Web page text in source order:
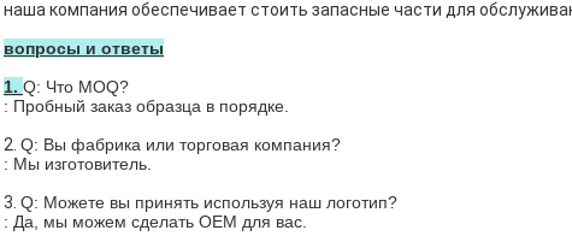
наша компания обеспечивает стоить запасные части для
вопросы и ответы
1. Q: Что MOQ?
: Пробный заказ образца в порядке.
2. Q: Вы фабрика или торговая компания?
: Мы изготовитель.
3. Q: Можете вы принять используя наш логотип?
: Да, мы можем сделать OEM для вас.